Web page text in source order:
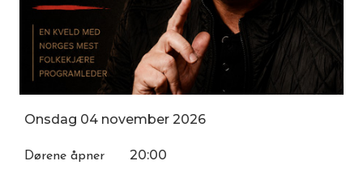
Onsdag 04 november 2026
Dørene åpner 20:00